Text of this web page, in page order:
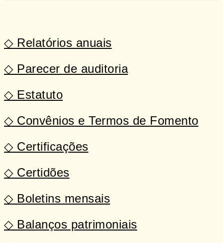
◇ Relatórios anuais
◇ Parecer de auditoria
◇ Estatuto
◇ Convênios e Termos de Fomento
◇ Certificações
◇ Certidões
◇ Boletins mensais
◇ Balanços patrimoniais